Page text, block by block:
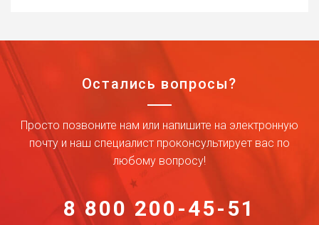
Остались вопросы?
Просто позвоните нам или напишите на электронную
почту и наш специалист проконсультирует вас по
любому вопросу!
8 800 200-45-51